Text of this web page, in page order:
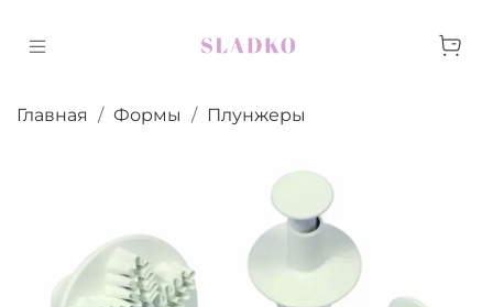
Главная Формы Плунжеры